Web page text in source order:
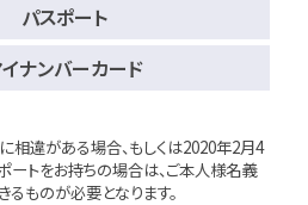
パスポート
ナンバーカード
相違がある場合、もしくは2020年2月4
ートをお持ちの場合は、ご本人様名義
ものが必要となります。